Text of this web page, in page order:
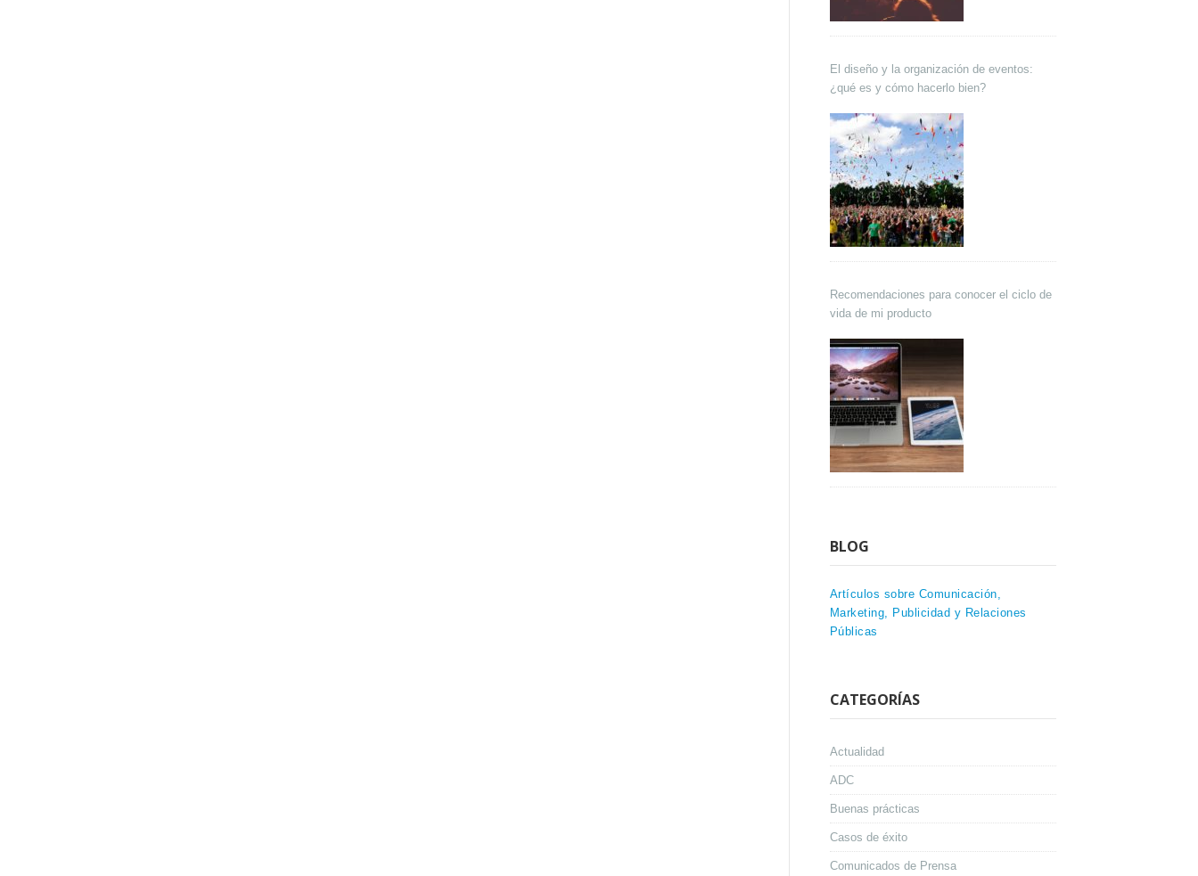
El diseño y la organización de eventos:
¿qué es y cómo hacerlo bien?
Recomendaciones para conocer el ciclo de
vida de mi producto
BLOG
Artículos sobre Comunicación,
Marketing, Publicidad y Relaciones
Públicas
CATEGORÍAS
Actualidad
ADC
Buenas prácticas
Casos de éxito
Comunicados de Prensa